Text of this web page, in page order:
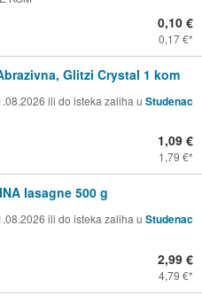
0,10 €
0,17 €
Glitzi Crystal 1 kom
ili do isteka zaliha u Studenac
1,09 €
1,79 €
lasagne 500 g
ili do isteka zaliha u Studenac
2,99 €
4,79 €